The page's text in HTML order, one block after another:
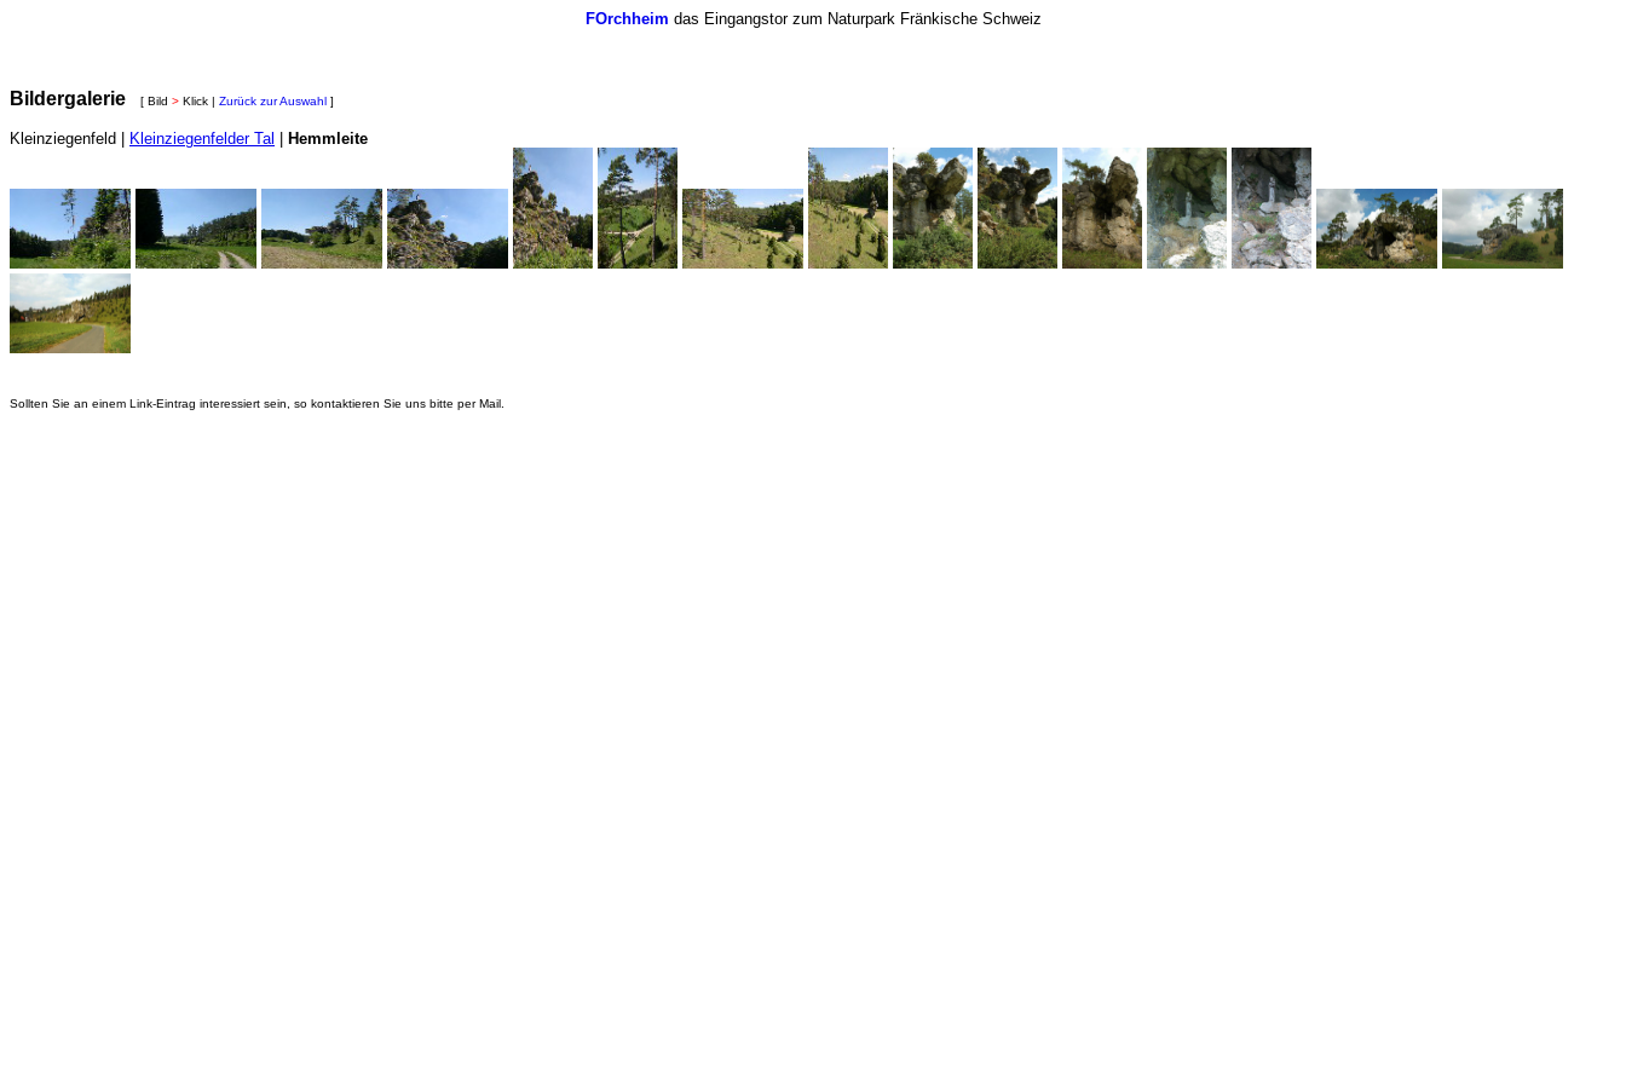
FOrchheim das Eingangstor zum Naturpark Fränkische Schweiz
Bildergalerie [ Bild > Klick | Zurück zur Auswahl ]
Kleinziegenfeld Kleinziegenfelder Tal Hemmleite
Sollten Sie an einem Link-Eintrag interessiert sein, so kontaktieren Sie uns bitte per Mail.